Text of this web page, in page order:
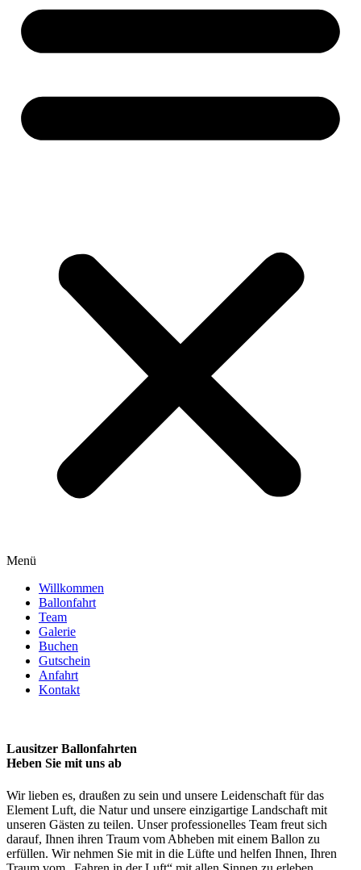
Menü
Willkommen
Ballonfahrt
Team
Galerie
Buchen
Gutschein
Anfahrt
Kontakt
Lausitzer Ballonfahrten
Heben Sie mit uns ab
Wir lieben es, draußen zu sein und unsere Leidenschaft für das
Element Luft, die Natur und unsere einzigartige Landschaft mit
unseren Gästen zu teilen. Unser professionelles Team freut sich
darauf, Ihnen ihren Traum vom Abheben mit einem Ballon zu
erfüllen. Wir nehmen Sie mit in die Lüfte und helfen Ihnen, Ihren